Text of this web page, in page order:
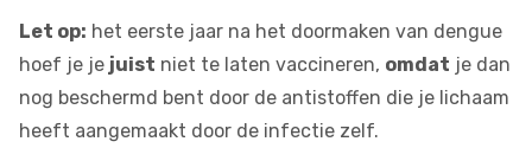
Let op: het eerste jaar na het doormaken van dengue
hoef je je juist niet te laten vaccineren, omdat je dan
nog beschermd bent door de antistoffen die je lichaam
heeft aangemaakt door de infectie zelf.